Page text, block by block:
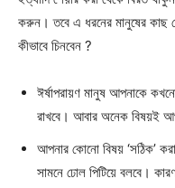
করুন। তবে এ ধরনের মানুষের কাছ
কীভাবে চিনবেন ?
ঈর্ষাপরায়ণ মানুষ আপনাকে
রাখবে। আবার অনেক বিষয়ই
আপনার কোনো বিষয় ‘সঠিক’
সামনে ঢোল পিটিয়ে বলবে।